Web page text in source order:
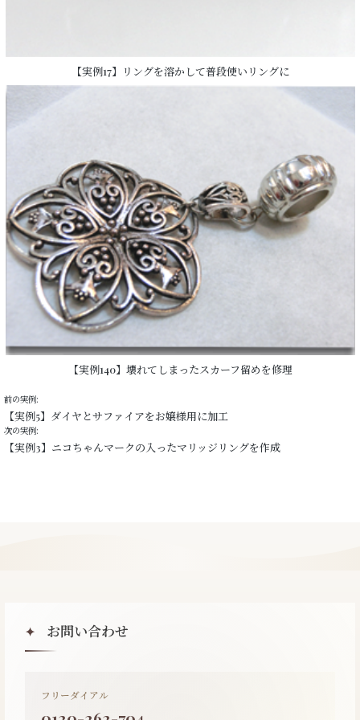
【実例17】リングを溶かして普段使いリングに
【実例140】壊れてしまったスカーフ留めを修理
前の実例:
【実例5】ダイヤとサファイアをお嬢様用に加工
次の実例:
【実例3】ニコちゃんマークの入ったマリッジリングを作成
✦ お問い合わせ
フリーダイアル